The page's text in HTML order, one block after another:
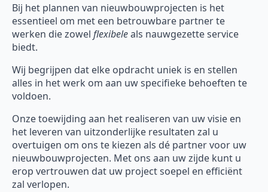
Bij het plannen van nieuwbouwprojecten is het
essentieel om met een betrouwbare partner te
werken die zowel flexibeleals nauwgezette service
biedt.
Wij begrijpen dat elke opdracht uniek is en stellen
alles in het werk om aan uw specifieke behoeften te
voldoen.
Onze toewijding aan het realiseren van uw visie en
het leveren van uitzonderlijke resultaten zal u
overtuigen om ons te kiezen als dé partner voor uw
nieuwbouwprojecten. Met ons aan uw zijde kunt u
erop vertrouwen dat uw project soepel en efficiënt
zal verlopen.